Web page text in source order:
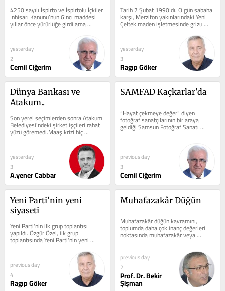
4250 sayılı İspirto ve İspirtolu İçkiler
İnhisarı Kanunu’nun 6’ncı maddesi
yıllar önce yürürlüğe girdi ama
uygulaması her nedense...
yesterday
2
Cemil Ciğerim
Tarih 7 Şubat 1990’dı. O gün sabaha
karşı, Merzifon yakınlarındaki Yeni
Çeltek maden işletmesinde grizu
patlaması meydana geldiği ve...
yesterday
3
Ragıp Göker
Dünya Bankası ve
Atakum..
Son yerel seçimlerden sonra Atakum
Belediyesi'ndeki şirket işçileri rahat
yüzü göremedi.Maaş krizi hiç
bitmedi.Belediyenin özel kalem...
yesterday
3
A.yener Cabbar
SAMFAD Kaçkarlar'da
“Hayat çekmeye değer” diyen
fotoğraf sanatçılarının bir araya
geldiği Samsun Fotoğraf Sanatı
Derneği (SAMFAD) ziyaretçilerini...
previous day
3
Cemil Ciğerim
Yeni Parti’nin yeni
siyaseti
Yeni Parti'nin ilk grup toplantısı
yapıldı. Özgür Özel, ilk grup
toplantısında Yeni Parti'nin yeni
siyasetinden, üç dönem...
previous day
4
Ragıp Göker
Muhafazakâr Düğün
Muhafazakâr düğün kavramını,
toplumda daha çok inanç değerleri
noktasında muhafazakâr veya
mütedeyyin olan ailelerin farklı
previous day
2
Prof. Dr. Bekir
Şişman